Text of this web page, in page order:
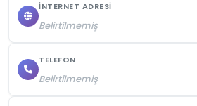
Rahat ayakkabı giyilmeli;
Tarihî kalıntılara
Yağışlı havalarda kaygan
İNTERNET ADRESI
Belirtilmemiş
TELEFON
Belirtilmemiş